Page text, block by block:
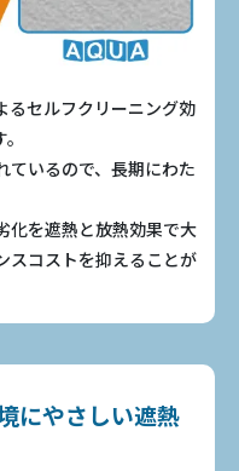
るセルフクリーニング効
ているので、長期にわた
化を遮熱と放熱効果で大
スコストを抑えることが
にやさしい遮熱